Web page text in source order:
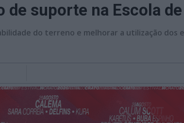
suporte na Escola
do terreno e melhorar a utilização dos